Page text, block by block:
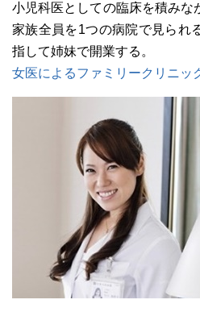
小児科医としての臨床を積みな
家族全員を1つの病院で見られ
指して姉妹で開業する。
女医によるファミリークリニッ